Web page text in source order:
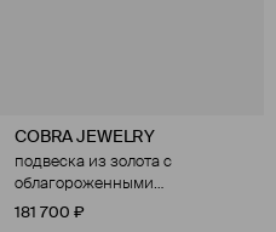
COBRA JEWELRY
подвеска из золота с
облагороженными
бриллиантами
181 700 ₽